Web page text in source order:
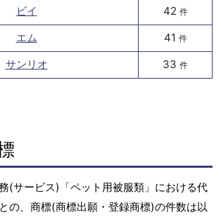
ビイ
42 件
エム 41 件
サンリオ 33 件
(サービス)「ペット用被服類」における代
の、商標(商標出願・登録商標)の件数は以